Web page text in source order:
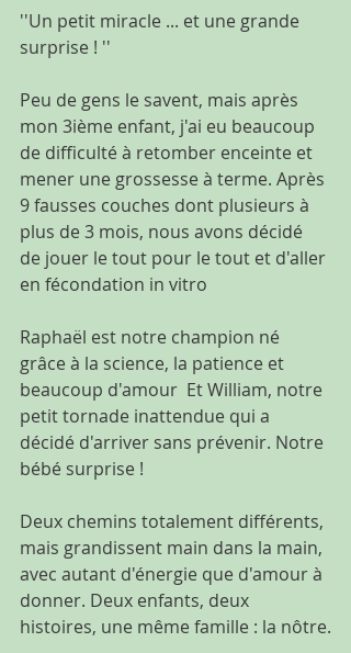
''Un petit miracle ... et une grande
surprise ! ''
Peu de gens le savent, mais après
mon 3ième enfant, j'ai eu beaucoup
de difficulté à retomber enceinte et
mener une grossesse à terme. Après
9 fausses couches dont plusieurs à
plus de 3 mois, nous avons décidé
de jouer le tout pour le tout et d'aller
en fécondation in vitro
Raphaël est notre champion né
grâce à la science, la patience et
beaucoup d'amour  Et William, notre
petit tornade inattendue qui a
décidé d'arriver sans prévenir. Notre
bébé surprise !
Deux chemins totalement différents,
mais grandissent main dans la main,
avec autant d'énergie que d'amour à
donner. Deux enfants, deux
histoires, une même famille : la nôtre.